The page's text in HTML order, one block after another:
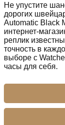
Не упустите
дорогих
Automatic Black
интернет-
реплик
точность в
выборе с
часы для себя.